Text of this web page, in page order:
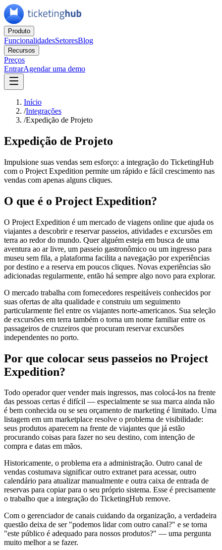
Produto
FuncionalidadesSetoresBlog
Recursos
Preços
EntrarAgendar uma demo
Início
/Integrações
/Expedição de Projeto
Expedição de Projeto
Impulsione suas vendas sem esforço: a integração do TicketingHub
com o Project Expedition permite um rápido e fácil crescimento nas
vendas com apenas alguns cliques.
O que é o Project Expedition?
O Project Expedition é um mercado de viagens online que ajuda os
viajantes a descobrir e reservar passeios, atividades e excursões em
terra ao redor do mundo. Quer alguém esteja em busca de uma
aventura ao ar livre, um passeio gastronômico ou um ingresso para
museu sem fila, a plataforma facilita a navegação por experiências
por destino e a reserva em poucos cliques. Novas experiências são
adicionadas regularmente, então há sempre algo novo para explorar.
O mercado trabalha com fornecedores respeitáveis conhecidos por
suas ofertas de alta qualidade e construiu um seguimento
particularmente fiel entre os viajantes norte-americanos. Sua seleção
de excursões em terra também o torna um nome familiar entre os
passageiros de cruzeiros que procuram reservar excursões
independentes no porto.
Por que colocar seus passeios no Project
Expedition?
Todo operador quer vender mais ingressos, mas colocá-los na frente
das pessoas certas é difícil — especialmente se sua marca ainda não
é bem conhecida ou se seu orçamento de marketing é limitado. Uma
listagem em um marketplace resolve o problema de visibilidade:
seus produtos aparecem na frente de viajantes que já estão
procurando coisas para fazer no seu destino, com intenção de
compra e datas em mãos.
Historicamente, o problema era a administração. Outro canal de
vendas costumava significar outro extranet para acessar, outro
calendário para atualizar manualmente e outra caixa de entrada de
reservas para copiar para o seu próprio sistema. Esse é precisamente
o trabalho que a integração do TicketingHub remove.
Com o gerenciador de canais cuidando da organização, a verdadeira
questão deixa de ser "podemos lidar com outro canal?" e se torna
"este público é adequado para nossos produtos?" — uma pergunta
muito melhor a se fazer.